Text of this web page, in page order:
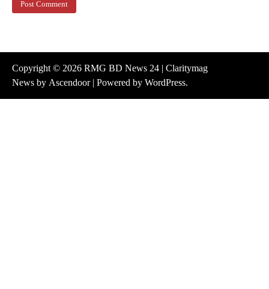
Copyright © 2026 RMG BD News 24 | Claritymag
News by Ascendoor| Powered by WordPress.